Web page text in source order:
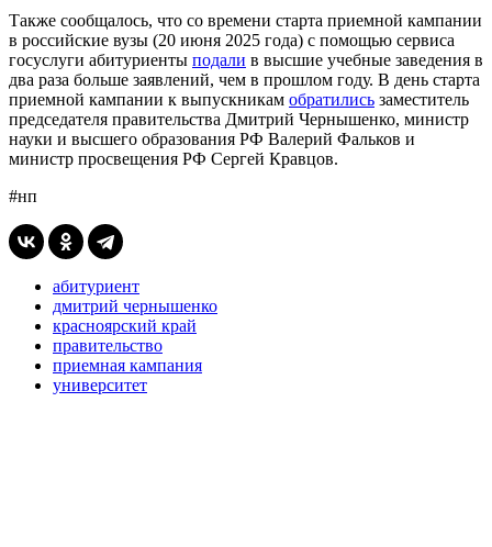
Также сообщалось, что со времени старта приемной кампании
в российские вузы (20 июня 2025 года) с помощью сервиса
госуслуги абитуриенты подали в высшие учебные заведения в
два раза больше заявлений, чем в прошлом году. В день старта
приемной кампании к выпускникам обратились заместитель
председателя правительства Дмитрий Чернышенко, министр
науки и высшего образования РФ Валерий Фальков и
министр просвещения РФ Сергей Кравцов.
#нп
абитуриент
дмитрий чернышенко
красноярский край
правительство
приемная кампания
университет